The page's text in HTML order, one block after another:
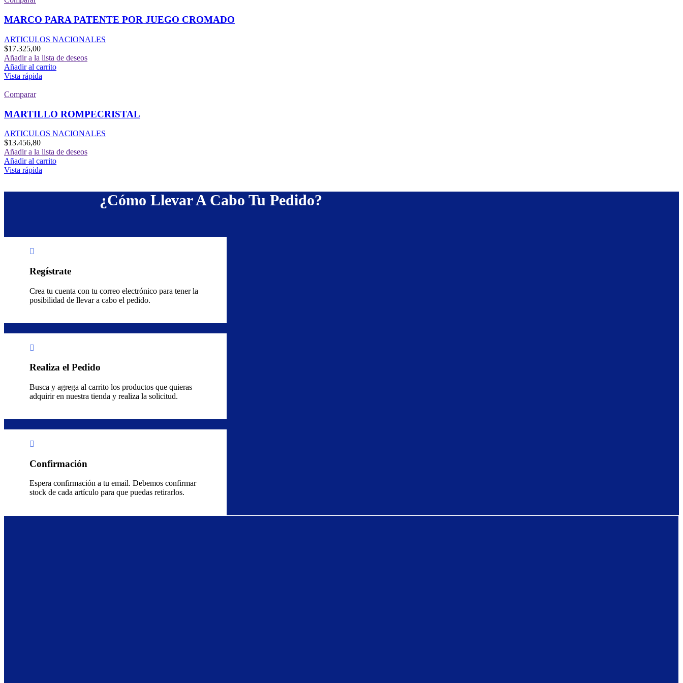
MARCO PARA PATENTE POR JUEGO CROMADO
ARTICULOS NACIONALES
$17.325,00
Añadir a la lista de deseos
Añadir al carrito
Vista rápida
Comparar
MARTILLO ROMPECRISTAL
ARTICULOS NACIONALES
$13.456,80
Añadir a la lista de deseos
Añadir al carrito
Vista rápida
¿Cómo Llevar A Cabo Tu Pedido?
Regístrate
Crea tu cuenta con tu correo electrónico para tener la
posibilidad de llevar a cabo el pedido.
Realiza el Pedido
Busca y agrega al carrito los productos que quieras
adquirir en nuestra tienda y realiza la solicitud.
Confirmación
Espera confirmación a tu email. Debemos confirmar
stock de cada artículo para que puedas retirarlos.